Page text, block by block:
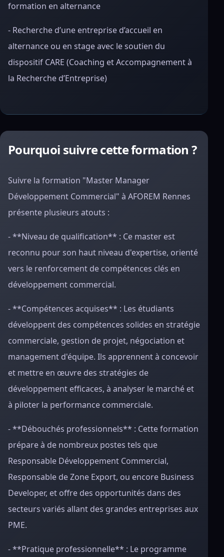
formation en alternance
- Recherche d’une entreprise d’accueil en
alternance ou en stage avec le soutien du
dispositif CARE (Coaching et Accompagnement à
la Recherche d’Entreprise)
Pourquoi suivre cette formation ?
Suivre la formation "Master Manager
Développement Commercial" à AFOREM Rennes
présente plusieurs atouts :
- **Niveau de qualification** : Ce master est
reconnu pour son haut niveau d'expertise, orienté
vers le renforcement de compétences clés en
développement commercial.
- **Compétences acquises** : Les étudiants
développent des compétences solides en stratégie
commerciale, gestion de projet, négociation et
management d'équipe. Ils apprennent à concevoir
et mettre en œuvre des stratégies de
développement efficaces, à analyser le marché et
à piloter la performance commerciale.
- **Débouchés professionnels** : Cette formation
prépare à de nombreux postes tels que
Responsable Développement Commercial,
Responsable de Zone Export, ou encore Business
Developer, et offre des opportunités dans des
secteurs variés allant des grandes entreprises aux
PME.
- **Pratique professionnelle** : Le programme